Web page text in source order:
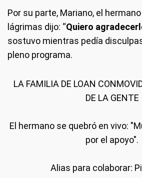
Por su parte, Mariano, el
lágrimas dijo: “Quiero
sostuvo mientras pedía
pleno programa.
LA FAMILIA DE LOAN
DE LA GENTE
El hermano se quebró en vivo:
por el apoyo".
Alias para colaborar: